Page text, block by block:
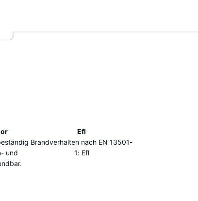
und
Efl
Brandverhalten nach EN 13501-
1: Efl